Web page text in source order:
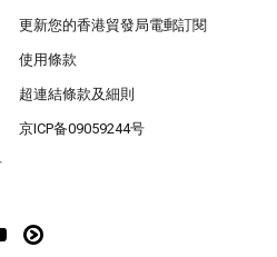
更新您的香港貿發局電郵訂閱
使用條款
超連結條款及細則
京ICP备09059244号